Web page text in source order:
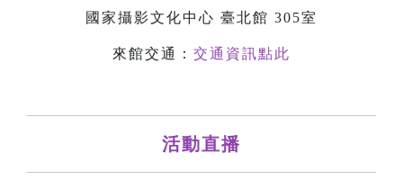
國家攝影文化中心 臺北館 305室
來館交通： 交通資訊點此
活動直播